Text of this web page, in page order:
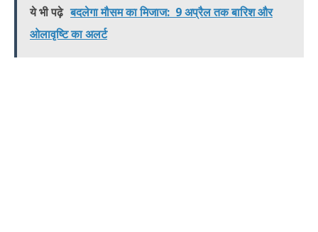
ये भी पढ़े बदलेगा मौसम का मिजाज: 9 अप्रैल तक बारिश और
ओलावृष्टि का अलर्ट